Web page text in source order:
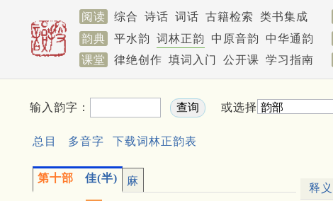
阅读 综合 诗话 词话 古籍检索 类书集成
韵典
平水韵 词林正韵 中原音韵 中华通韵
课堂
律绝创作 填词入门 公开课 学习指南
输入韵字： 或选择
总目 多音字 下载词林正韵表
第十部 佳(半) 麻
释义